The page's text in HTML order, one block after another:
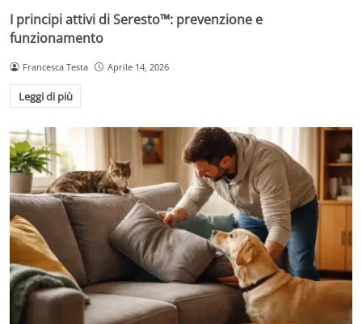
I principi attivi di Seresto™: prevenzione e
funzionamento
Francesca Testa Aprile 14, 2026
Leggi di più